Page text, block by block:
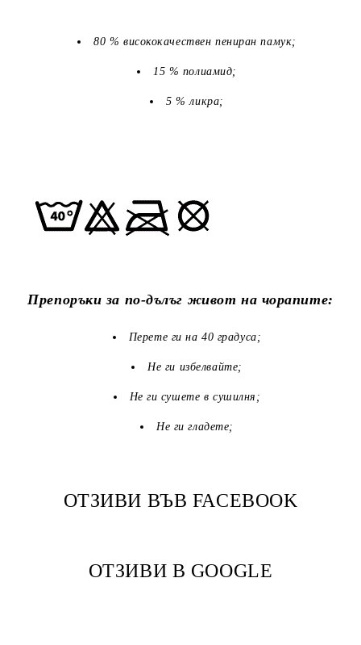
80 % висококачествен пениран памук;
15 % полиамид;
5 % ликра;
Препоръки за по-дълъг живот на чорапите:
Перете ги на 40 градуса;
Не ги избелвайте;
Не ги сушете в сушилня;
Не ги гладете;
ОТЗИВИ ВЪВ FACEBOOK
ОТЗИВИ В GOOGLE